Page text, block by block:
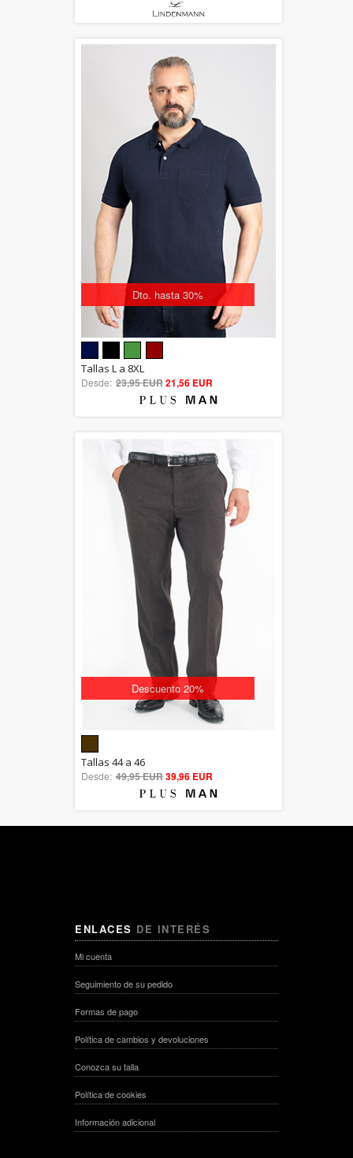
Dto. hasta 30%
out of 5
Tallas L a 8XL
Desde: 23,95 EUR21,56 EUR
Descuento 20%
out of 5
Tallas 44 a 46
Desde: 49,95 EUR39,96 EUR
ENLACES DE INTERÉS
Mi cuenta
Seguimiento de su pedido
Formas de pago
Política de cambios y devoluciones
Conozca su talla
Política de cookies
Información adicional